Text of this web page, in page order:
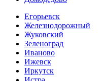
Егорьевск
Железнодорожный
Жуковский
Зеленоград
Иваново
Ижевск
Иркутск